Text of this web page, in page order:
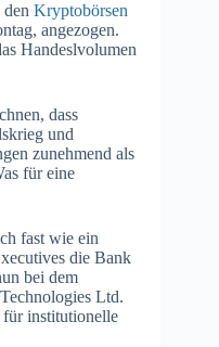
Kryptobörsen
angezogen.
Handeslvolumen
dass
und
zunehmend als
für eine
fast wie ein
die Bank
bei dem
Ltd.
für institutionelle